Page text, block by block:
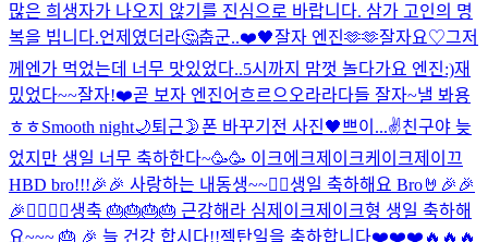
많은 희생자가 나오지 않기를 진심으로 바랍니다. 삼가 고인의 명
복을 빕니다.언제였더라🤔춥군..❤️🖤잘자 엔진🫶🫶잘자요♡그저
께엔가 먹었는데 너무 맛있었다..5시까지 맘껏 놀다가요 엔진:)재
밌었다~~잘자!❤️곧 보자 엔진어흐르으오라라다들 잘자~낼 봐용
ㅎㅎSmooth night🌙퇴근🌛폰 바꾸기전 사진🖤쁘이...✌️친구야 늦
었지만 생일 너무 축하한다~🥳🥳 이크에크제이크케이크제이끄
HBD bro!!!🎉🎉 사랑하는 내동생~~❤️‍🔥생일 축하해요 Bro🤘🎉🎉
🎉❤️‍🔥❤️‍🔥생축 🎂🎂🎂🎂 근강해라 심제이크제이크형 생일 축하해
요~~~ 🎂 🎉 늘 건강 합시다!!젝탄일을 축하합니다❤️❤️❤️🔥🔥🔥